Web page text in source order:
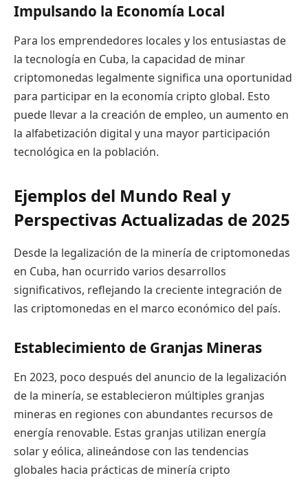
Impulsando la Economía Local
Para los emprendedores locales y los entusiastas de
la tecnología en Cuba, la capacidad de minar
criptomonedas legalmente significa una oportunidad
para participar en la economía cripto global. Esto
puede llevar a la creación de empleo, un aumento en
la alfabetización digital y una mayor participación
tecnológica en la población.
Ejemplos del Mundo Real y
Perspectivas Actualizadas de 2025
Desde la legalización de la minería de criptomonedas
en Cuba, han ocurrido varios desarrollos
significativos, reflejando la creciente integración de
las criptomonedas en el marco económico del país.
Establecimiento de Granjas Mineras
En 2023, poco después del anuncio de la legalización
de la minería, se establecieron múltiples granjas
mineras en regiones con abundantes recursos de
energía renovable. Estas granjas utilizan energía
solar y eólica, alineándose con las tendencias
globales hacia prácticas de minería cripto